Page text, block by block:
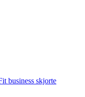
business skjorte